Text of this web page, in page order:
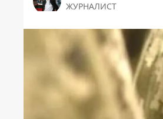
ЖУРНАЛИСТ